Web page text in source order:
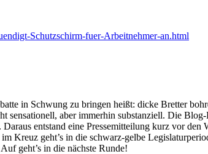
Schutzschirm-fuer-Arbeitnehmer-an.html
in Schwung zu bringen heißt: dicke Bretter
aber immerhin substanziell. Die
entstand eine Pressemitteilung kurz vor
Kreuz geht’s in die schwarz-gelbe
geht’s in die nächste Runde!